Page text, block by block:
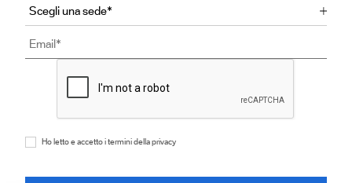
Ho letto e accetto i termini della privacy